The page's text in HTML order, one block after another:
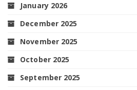
January 2026
December 2025
November 2025
October 2025
September 2025